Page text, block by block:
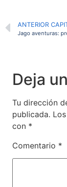
ANTERIOR
Jago aventuras:
Deja
Tu dirección
publicada.
con *
Comentario *